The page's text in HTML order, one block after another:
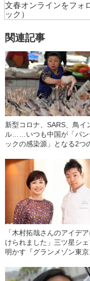
文春オンラインをフォ
ック）
関連記事
新型コロナ、SARS、鳥イ
ル……いつも中国が「パン
ックの感染源」となる2つ
「木村拓哉さんのアイデ
けられました」三ツ星シ
明かす『グランメゾン東京